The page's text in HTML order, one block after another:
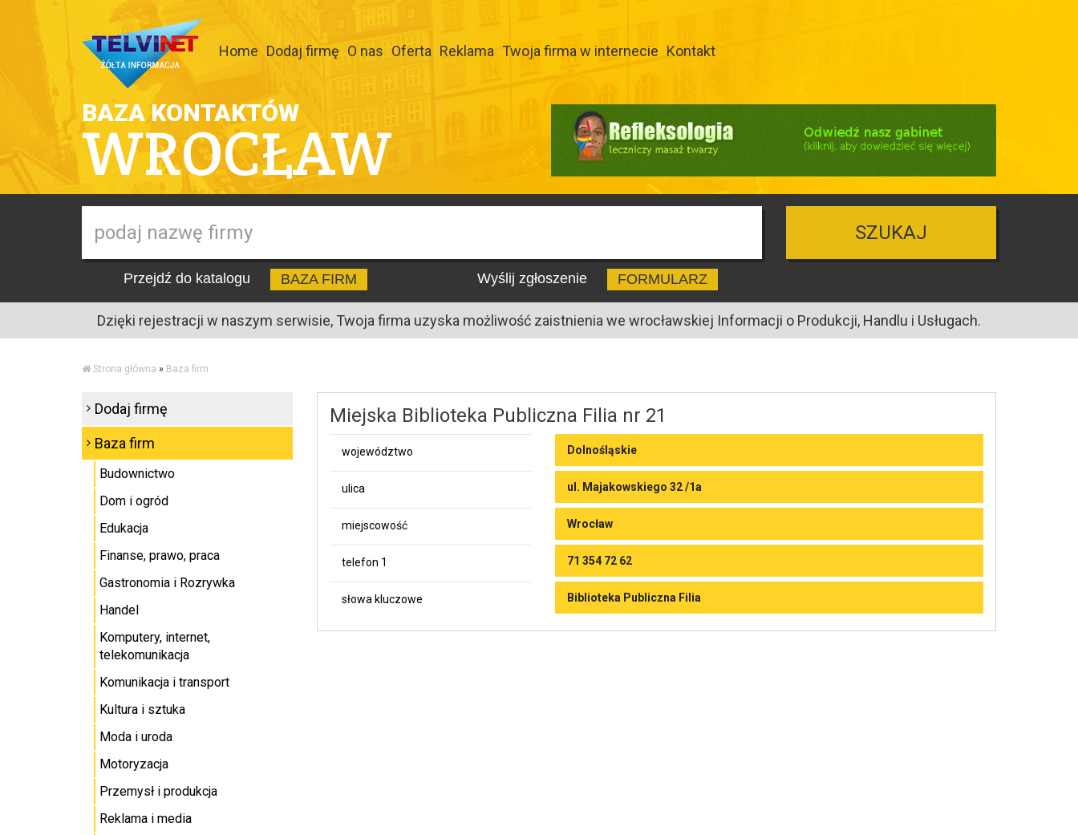
Home Dodaj firmę O nas Oferta Reklama Twoja firma w internecie Kontakt
BAZA KONTAKTÓW
WROCŁAW
SZUKAJ
Przejdź do katalogu BAZA FIRM Wyślij zgłoszenie FORMULARZ
Dzięki rejestracji w naszym serwisie, Twoja firma uzyska możliwość zaistnienia we wrocławskiej Informacji o Produkcji, Handlu i Usługach.
Strona główna » Baza firm
Miejska Biblioteka Publiczna Filia nr 21
województwo Dolnośląskie
ulica ul. Majakowskiego 32 /1a
miejscowość Wrocław
telefon 1 71 354 72 62
słowa kluczowe Biblioteka Publiczna Filia
Dodaj firmę
Baza firm
Budownictwo
Dom i ogród
Edukacja
Finanse, prawo, praca
Gastronomia i Rozrywka
Handel
Komputery, internet,
telekomunikacja
Komunikacja i transport
Kultura i sztuka
Moda i uroda
Motoryzacja
Przemysł i produkcja
Reklama i media